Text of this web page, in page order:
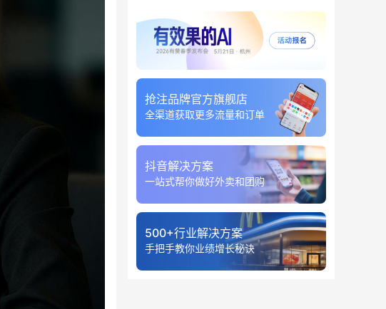
抢注品牌官方旗舰店
全渠道获取更多流量和订单
抖音解决方案
一站式帮你做好外卖和团购
500+行业解决方案
手把手教你业绩增长秘诀